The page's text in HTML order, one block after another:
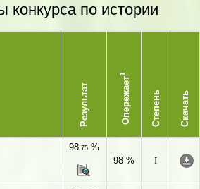
конкурса по истории
Результат Опережает
1
Степень Скачать
98,75%
98 %
I